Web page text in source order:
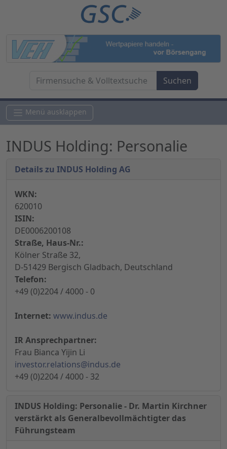
Menü ausklappen
INDUS Holding: Personalie
Details zu INDUS Holding AG
WKN:
620010
ISIN:
DE0006200108
Straße, Haus-Nr.:
Kölner Straße 32,
D-51429 Bergisch Gladbach, Deutschland
Telefon:
+49 (0)2204 / 4000 - 0
Internet: www.indus.de
IR Ansprechpartner:
Frau Bianca Yijin Li
investor.relations@indus.de
+49 (0)2204 / 4000 - 32
INDUS Holding: Personalie - Dr. Martin Kirchner
verstärkt als Generalbevollmächtigter das
Führungsteam